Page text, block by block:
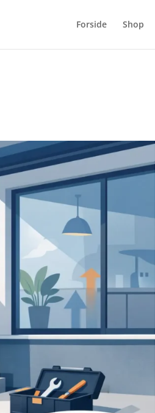
Forside Shop